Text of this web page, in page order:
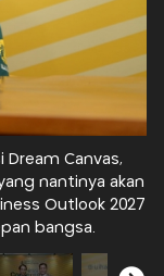
Dream Canvas,
nantinya akan
Outlook 2027
bangsa.